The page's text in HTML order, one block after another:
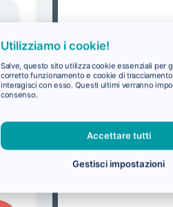
Utilizziamo i cookie!
Salve, questo sito utilizza cookie essenziali per
corretto funzionamento e cookie di
interagisci con esso. Questi ultimi verranno
consenso.
Accettare tutti
Gestisci impostazioni